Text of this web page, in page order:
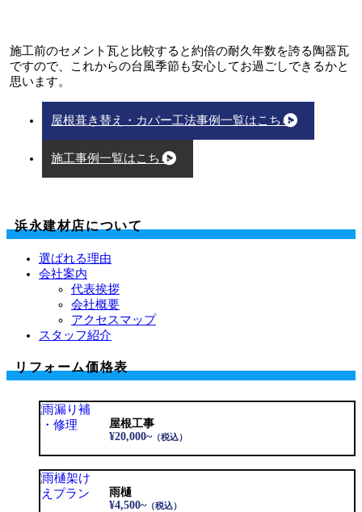
施工前のセメント瓦と比較すると約倍の耐久年数を誇る陶器瓦
ですので、これからの台風季節も安心してお過ごしできるかと
思います。
屋根葺き替え・カバー工法事例一覧はこちら
施工事例一覧はこちら
浜永建材店について
選ばれる理由
会社案内
代表挨拶
会社概要
アクセスマップ
スタッフ紹介
リフォーム価格表
屋根工事
¥20,000~（税込）
雨樋
¥4,500~（税込）